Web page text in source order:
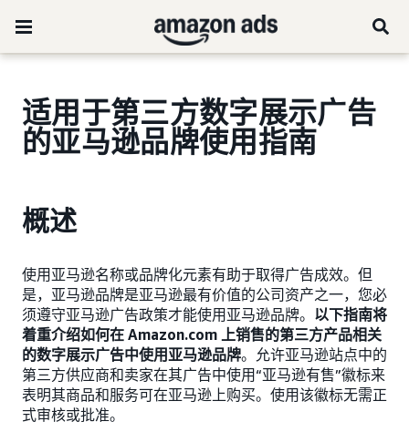
适用于第三方数字展示广告
的亚马逊品牌使用指南
概述
使用亚马逊名称或品牌化元素有助于取得广告成效。但
是，亚马逊品牌是亚马逊最有价值的公司资产之一，您必
须遵守亚马逊广告政策才能使用亚马逊品牌。 以下指南将
着重介绍如何在 Amazon.com 上销售的第三方产品相关
的数字展示广告中使用亚马逊品牌。允许亚马逊站点中的
第三方供应商和卖家在其广告中使用“亚马逊有售”徽标来
表明其商品和服务可在亚马逊上购买。使用该徽标无需正
式审核或批准。